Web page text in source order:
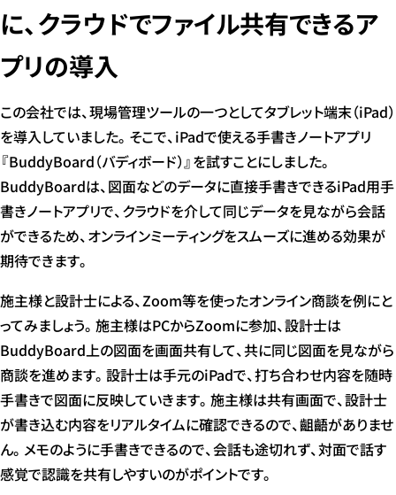
に、クラウドでファイル共有できるア
プリの導入
この会社では、現場管理ツールの一つとしてタブレット端末（iPad）
を導入していました。そこで、iPadで使える手書きノートアプリ
『BuddyBoard（バディボード）』を試すことにしました。
BuddyBoardは、図面などのデータに直接手書きできるiPad用手
書きノートアプリで、クラウドを介して同じデータを見ながら会話
ができるため、オンラインミーティングをスムーズに進める効果が
期待できます。
施主様と設計士による、Zoom等を使ったオンライン商談を例にと
ってみましょう。施主様はPCからZoomに参加、設計士は
BuddyBoard上の図面を画面共有して、共に同じ図面を見ながら
商談を進めます。設計士は手元のiPadで、打ち合わせ内容を随時
手書きで図面に反映していきます。施主様は共有画面で、設計士
が書き込む内容をリアルタイムに確認できるので、齟齬がありませ
ん。メモのように手書きできるので、会話も途切れず、対面で話す
感覚で認識を共有しやすいのがポイントです。